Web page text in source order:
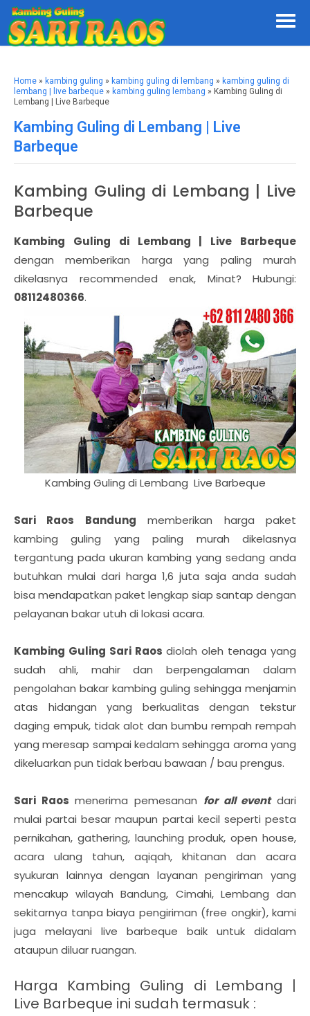
Home » kambing guling » kambing guling di lembang » kambing guling di
lembang | live barbeque » kambing guling lembang » Kambing Guling di
Lembang | Live Barbeque
Kambing Guling di Lembang | Live
Barbeque
Kambing Guling di Lembang | Live
Barbeque
Kambing Guling di Lembang | Live Barbeque
dengan memberikan harga yang paling murah
dikelasnya recommended enak, Minat? Hubungi:
08112480366.
Kambing Guling di Lembang Live Barbeque
Sari Raos Bandung memberikan harga paket
kambing guling yang paling murah dikelasnya
tergantung pada ukuran kambing yang sedang anda
butuhkan mulai dari harga 1,6 juta saja anda sudah
bisa mendapatkan paket lengkap siap santap dengan
pelayanan bakar utuh di lokasi acara.
Kambing Guling Sari Raos diolah oleh tenaga yang
sudah ahli, mahir dan berpengalaman dalam
pengolahan bakar kambing guling sehingga menjamin
atas hidangan yang berkualitas dengan tekstur
daging empuk, tidak alot dan bumbu rempah rempah
yang meresap sampai kedalam sehingga aroma yang
dikeluarkan pun tidak berbau bawaan / bau prengus.
Sari Raos menerima pemesanan for all eventdari
mulai partai besar maupun partai kecil seperti pesta
pernikahan, gathering, launching produk, open house,
acara ulang tahun, aqiqah, khitanan dan acara
syukuran lainnya dengan layanan pengiriman yang
mencakup wilayah Bandung, Cimahi, Lembang dan
sekitarnya tanpa biaya pengiriman (free ongkir), kami
juga melayani live barbeque baik untuk didalam
ataupun diluar ruangan.
Harga Kambing Guling di Lembang |
Live Barbeque ini sudah termasuk :